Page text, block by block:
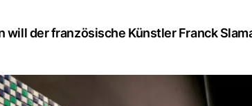
der französische Künstler Franck